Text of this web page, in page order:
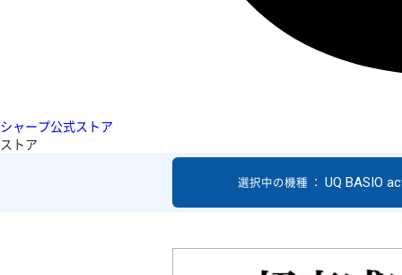
シャープ公式ストア
ストア
選択中の機種 ： UQ BASIO